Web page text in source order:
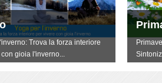
Trova la forza interiore
gioia l'inverno...